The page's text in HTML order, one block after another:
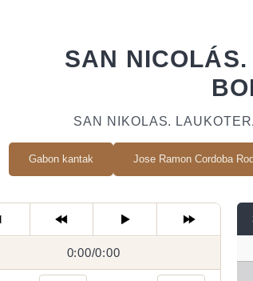
SAN
SAN NIKOLAS.
Gabon kantak Jose Ramon Cordoba
0:00/
0:00/0:00